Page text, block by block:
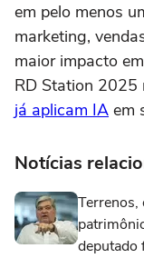
em pelo menos
marketing,
maior impacto
RD Station 2025
já aplicam IA em
Notícias
Terrenos,
deputado